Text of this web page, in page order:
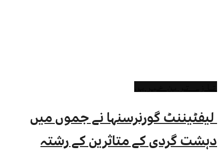
لیفٹیننٹ گورنرسنہا نے جموں میں
دہشت گردی کے متاثرین کے رشتہ